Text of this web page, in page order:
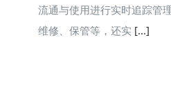
流通与使用进行实时追踪管
维修、保管等，还实 [...]